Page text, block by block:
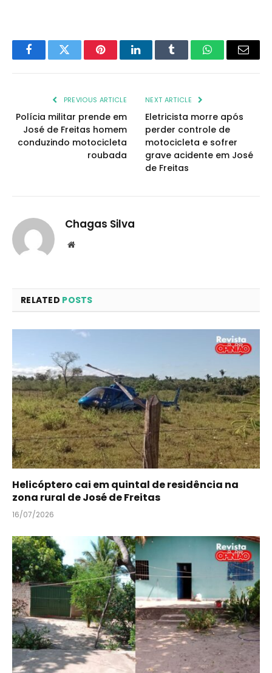
FacebookTwitter PinterestLinkedInTumblr WhatsAppEmail
PREVIOUS ARTICLE
Polícia militar prende em
José de Freitas homem
conduzindo motocicleta
roubada
NEXT ARTICLE
Eletricista morre após
perder controle de
motocicleta e sofrer
grave acidente em José
de Freitas
Chagas Silva
Website
RELATED POSTS
Helicóptero cai em quintal de residência na
zona rural de José de Freitas
16/07/2026